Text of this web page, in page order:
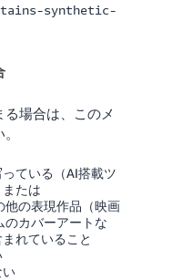
synthetic-
場合は、このメ
ている（AI搭載ツ
たは
他の表現作品（映画
のカバーアートな
れていること
い